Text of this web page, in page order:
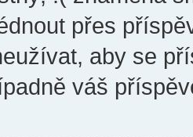
přes
aby se
váš